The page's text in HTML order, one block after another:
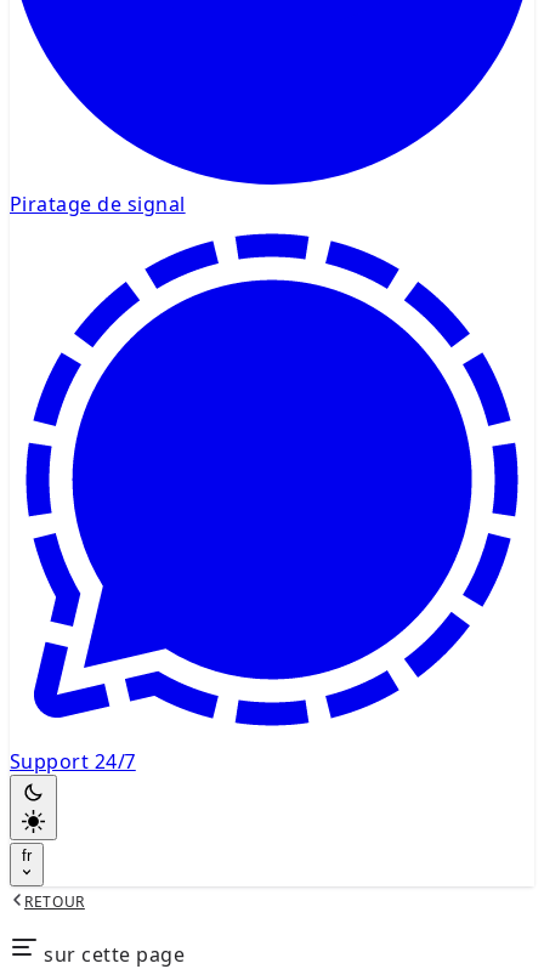
Piratage de signal
Support 24/7
fr
RETOUR
sur cette page